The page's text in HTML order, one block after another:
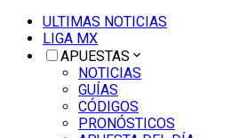
ULTIMAS NOTICIAS
LIGA MX
APUESTAS
NOTICIAS
GUÍAS
CÓDIGOS
PRONÓSTICOS